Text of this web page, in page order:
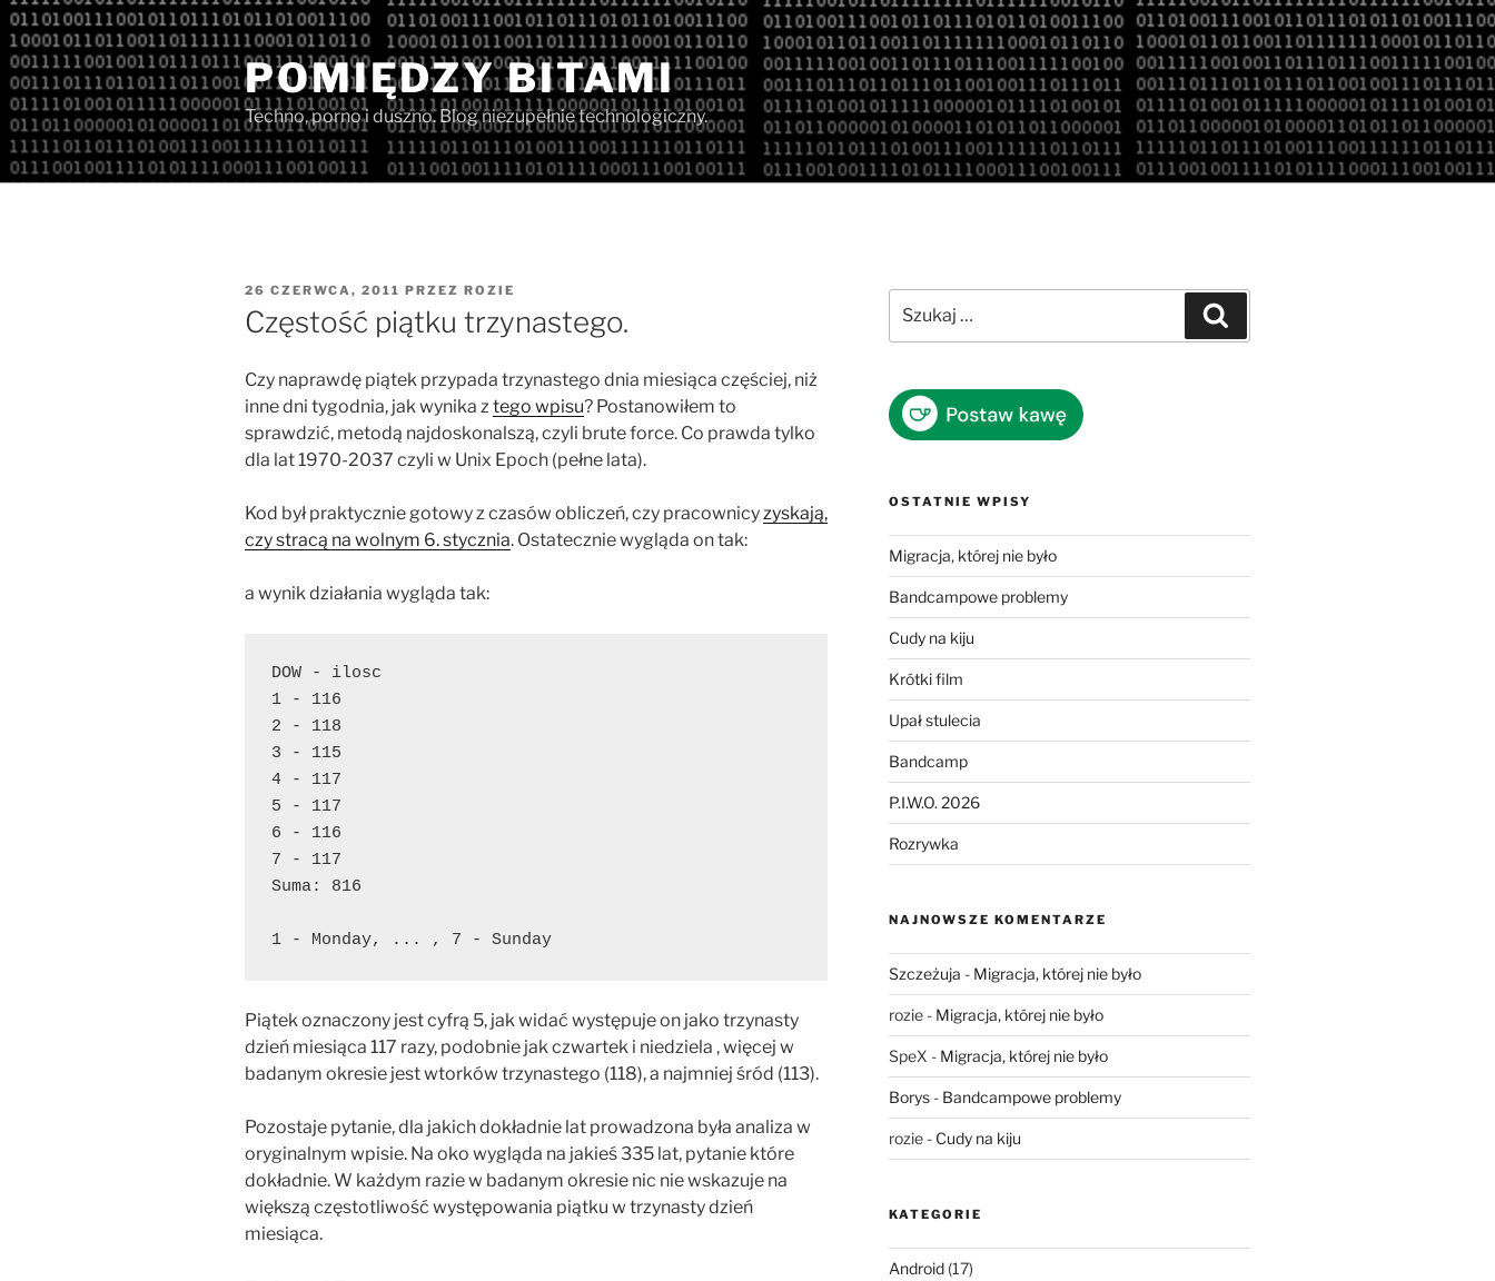
Przejdź
do
treści
POMIĘDZY BITAMI
Techno, porno i duszno. Blog niezupełnie technologiczny.
OPUBLIKOWANE
W
26 CZERWCA, 2011 PRZEZ ROZIE
Częstość piątku trzynastego.
Czy naprawdę piątek przypada trzynastego dnia miesiąca częściej, niż
inne dni tygodnia, jak wynika ztego wpisu? Postanowiłem to
sprawdzić, metodą najdoskonalszą, czyli brute force. Co prawda tylko
dla lat 1970-2037 czyli w Unix Epoch (pełne lata).
Kod był praktycznie gotowy z czasów obliczeń, czy pracownicyzyskają,
czy stracą na wolnym 6. stycznia. Ostatecznie wygląda on tak:
a wynik działania wygląda tak:
DOW - ilosc
1 - 116
2 - 118
3 - 115
4 - 117
5 - 117
6 - 116
7 - 117
Suma: 816
1 - Monday, ... , 7 - Sunday
Piątek oznaczony jest cyfrą 5, jak widać występuje on jako trzynasty
dzień miesiąca 117 razy, podobnie jak czwartek i niedziela , więcej w
badanym okresie jest wtorków trzynastego (118), a najmniej śród (113).
Pozostaje pytanie, dla jakich dokładnie lat prowadzona była analiza w
oryginalnym wpisie. Na oko wygląda na jakieś 335 lat, pytanie które
dokładnie. W każdym razie w badanym okresie nic nie wskazuje na
większą częstotliwość występowania piątku w trzynasty dzień
miesiąca.
OSTATNIE WPISY
Migracja, której nie było
Bandcampowe problemy
Cudy na kiju
Krótki film
Upał stulecia
Bandcamp
P.I.W.O. 2026
Rozrywka
NAJNOWSZE KOMENTARZE
Szczeżuja - Migracja, której nie było
rozie- Migracja, której nie było
SpeX - Migracja, której nie było
Borys- Bandcampowe problemy
rozie- Cudy na kiju
KATEGORIE
Android(17)